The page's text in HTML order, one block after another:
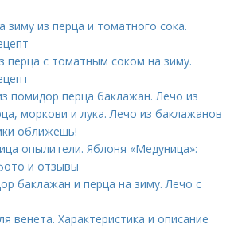
зиму из перца и томатного сока.
перца с томатным соком на зиму.
помидор перца баклажан. Лечо из
моркови и лука. Лечо из баклажанов
оближешь!
опылители. Яблоня «Медуница»:
и отзывы
баклажан и перца на зиму. Лечо с
венета. Характеристика и описание